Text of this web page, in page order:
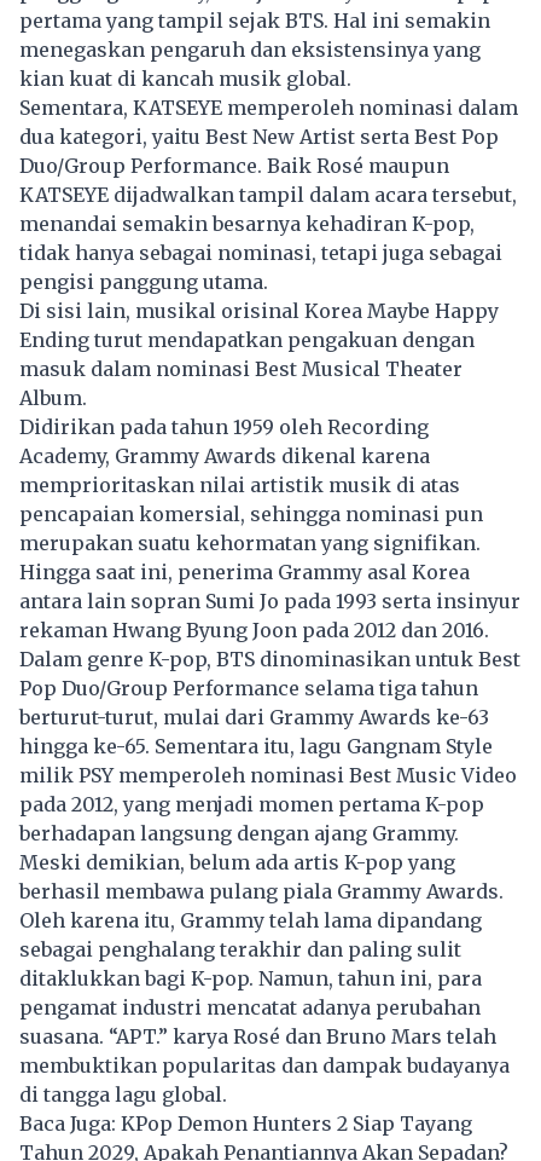
pertama yang tampil sejak BTS. Hal ini semakin
menegaskan pengaruh dan eksistensinya yang
kian kuat di kancah musik global.
Sementara, KATSEYE memperoleh nominasi dalam
dua kategori, yaitu Best New Artist serta Best Pop
Duo/Group Performance. Baik Rosé maupun
KATSEYE dijadwalkan tampil dalam acara tersebut,
menandai semakin besarnya kehadiran K-pop,
tidak hanya sebagai nominasi, tetapi juga sebagai
pengisi panggung utama.
Di sisi lain, musikal orisinal Korea Maybe Happy
Ending turut mendapatkan pengakuan dengan
masuk dalam nominasi Best Musical Theater
Album.
Didirikan pada tahun 1959 oleh Recording
Academy, Grammy Awards dikenal karena
memprioritaskan nilai artistik musik di atas
pencapaian komersial, sehingga nominasi pun
merupakan suatu kehormatan yang signifikan.
Hingga saat ini, penerima Grammy asal Korea
antara lain sopran Sumi Jo pada 1993 serta insinyur
rekaman Hwang Byung Joon pada 2012 dan 2016.
Dalam genre K-pop, BTS dinominasikan untuk Best
Pop Duo/Group Performance selama tiga tahun
berturut-turut, mulai dari Grammy Awards ke-63
hingga ke-65. Sementara itu, lagu Gangnam Style
milik PSY memperoleh nominasi Best Music Video
pada 2012, yang menjadi momen pertama K-pop
berhadapan langsung dengan ajang Grammy.
Meski demikian, belum ada artis K-pop yang
berhasil membawa pulang piala Grammy Awards.
Oleh karena itu, Grammy telah lama dipandang
sebagai penghalang terakhir dan paling sulit
ditaklukkan bagi K-pop. Namun, tahun ini, para
pengamat industri mencatat adanya perubahan
suasana. “APT.” karya Rosé dan Bruno Mars telah
membuktikan popularitas dan dampak budayanya
di tangga lagu global.
Baca Juga: KPop Demon Hunters 2 Siap Tayang
Tahun 2029, Apakah Penantiannya Akan Sepadan?